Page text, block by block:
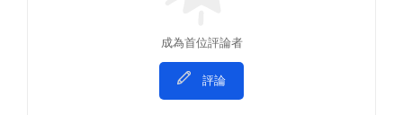
成為首位評論者
評論